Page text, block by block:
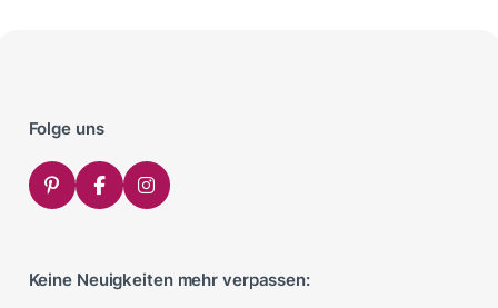
Folge uns
Keine Neuigkeiten mehr verpassen: